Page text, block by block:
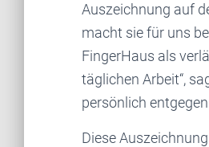
Auszeichnung auf
macht sie für uns
FingerHaus als
täglichen Arbeit“,
persönlich
Diese